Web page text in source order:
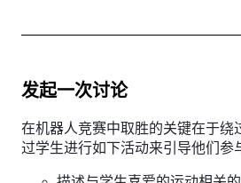
发起一次讨论
在机器人竞赛中取胜的关键在于绕
过学生进行如下活动来引导他们参